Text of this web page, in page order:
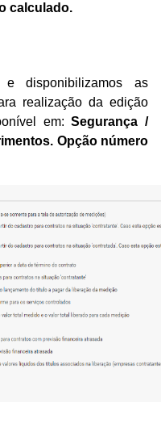
calculado.
e disponibilizamos as
realização da edição
em: Segurança /
. Opção número